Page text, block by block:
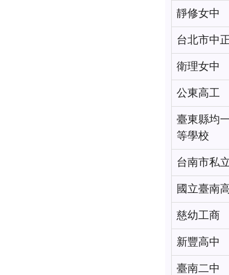
靜修女中
台北市中
衛理女中
公東高工
臺東縣均
等學校
台南市私
國立臺南
慈幼工商
新豐高中
臺南二中